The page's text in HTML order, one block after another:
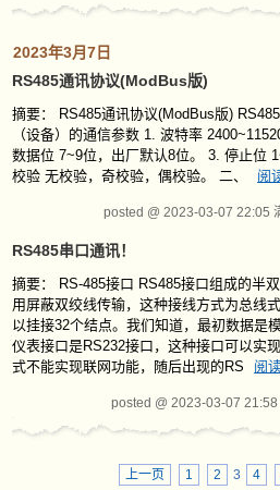
2023年3月7日
RS485通讯协议(ModBus版)
摘要： RS485通讯协议(ModBus版)
（设备）的通信参数 1. 波特率
数据位 7~9位，出厂默认8位。 3. 停止位
校验 无校验，奇校验，偶校验。 二、
阅
posted @ 2023-03-07 22:05
RS485串口通讯！
摘要： RS-485接口 RS485接口组成的半
用屏蔽双绞线传输，这种接线方式为总线
以挂接32个结点。我们知道，最初数据是
仪表接口是RS232接口，这种接口可以实
式不能实现联网功能，随后出现的RS
阅
posted @ 2023-03-07 21:58
上一页 1 2 3 4